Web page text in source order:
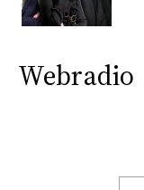
Webradio